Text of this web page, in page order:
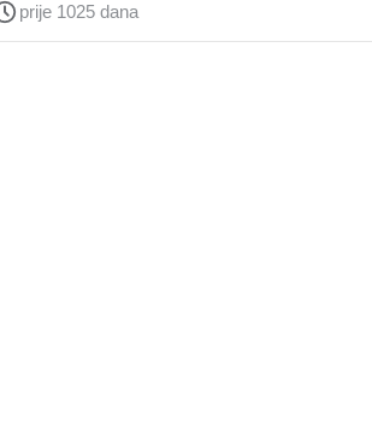
prije 1025 dana